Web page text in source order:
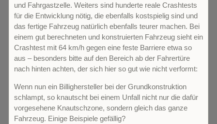
und Fahrgastzelle. Weiters sind hunderte reale Crashtests
für die Entwicklung nötig, die ebenfalls kostspielig sind und
das fertige Fahrzeug natürlich ebenfalls teurer machen. Bei
einem gut berechneten und konstruierten Fahrzeug sieht ein
Crashtest mit 64 km/h gegen eine feste Barriere etwa so
aus – besonders bitte auf den Bereich ab der Fahrertüre
nach hinten achten, der sich hier so gut wie nicht verformt:
Wenn nun ein Billighersteller bei der Grundkonstruktion
schlampt, so knautscht bei einem Unfall nicht nur die dafür
vorgesehene Knautschzone, sondern gleich das ganze
Fahrzeug. Einige Beispiele gefällig?